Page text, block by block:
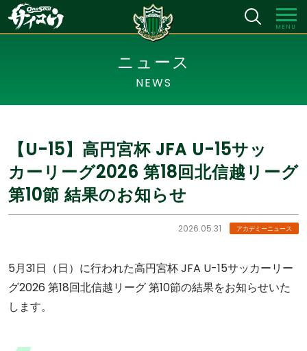
MENU
ニュース
NEWS
【U-15】高円宮杯 JFA U-15サッ
カーリーグ2026 第18回北信越リーグ
第10節 結果のお知らせ
2026.05.31 アカデミーニュース
5月31日（日）に行われた高円宮杯 JFA U-15サッカーリー
グ2026 第18回北信越リーグ 第10節の結果をお知らせいた
します。